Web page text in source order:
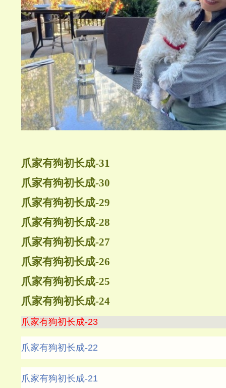
爪家有狗初长成-31
爪家有狗初长成-30
爪家有狗初长成-29
爪家有狗初长成-28
爪家有狗初长成-27
爪家有狗初长成-26
爪家有狗初长成-25
爪家有狗初长成-24
爪家有狗初长成-23
爪家有狗初长成-22
爪家有狗初长成-21